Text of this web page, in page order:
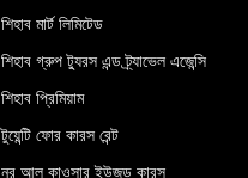
শিহাব মার্ট লিমিটেড
শিহাব গ্রুপ ট্যুরস এন্ড ট্র্যাভেল এজেন্সি
শিহাব প্রিমিয়াম
টুয়েন্টি ফোর কারস রেন্ট
নুর আল কাওসার ইউজড কারস